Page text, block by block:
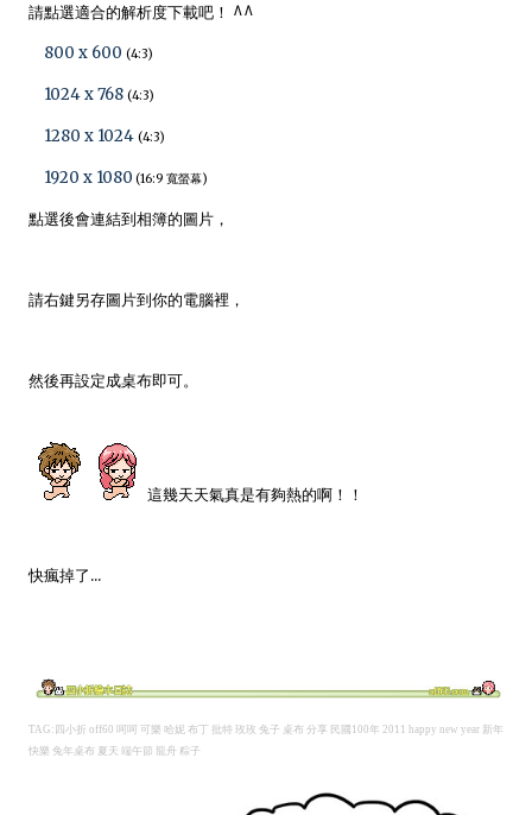
請點選適合的解析度下載吧！ ^^
800 x 600 (4:3)
1024 x 768 (4:3)
1280 x 1024 (4:3)
1920 x 1080 (16:9 寬螢幕)
點選後會連結到相簿的圖片，
請右鍵另存圖片到你的電腦裡，
然後再設定成桌布即可。
這幾天天氣真是有夠熱的啊！！
快瘋掉了...
TAG:四小折 off60 呵呵 可樂 哈妮 布丁 批特 玫玫 兔子 桌布 分享 民國100年 2011 happy new year 新年
快樂 兔年桌布 夏天 端午節 龍舟 粽子